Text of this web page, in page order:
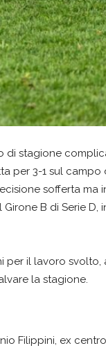
di stagione
per 3-1 sul campo
sofferta ma
B di Serie D,
per il lavoro
la stagione.
Filippini, ex